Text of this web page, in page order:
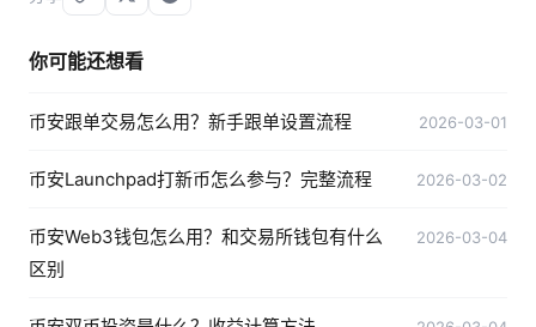
你可能还想看
币安跟单交易怎么用？新手跟单设置流程 2026-03-01
币安Launchpad打新币怎么参与？完整流程 2026-03-02
币安Web3钱包怎么用？和交易所钱包有什么
区别
2026-03-04